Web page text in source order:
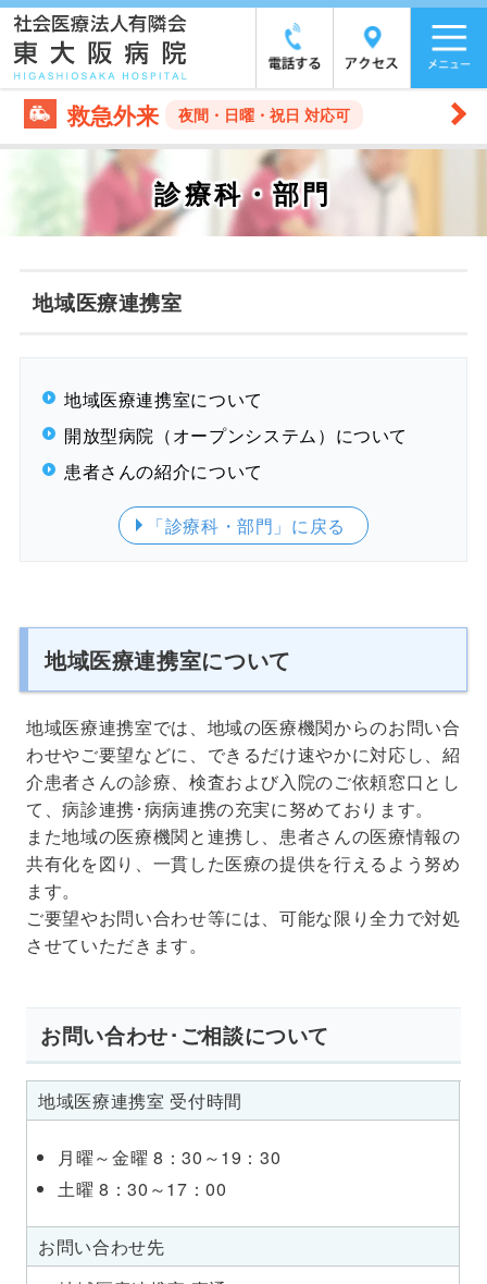
救急外来 夜間・日曜・祝日 対応可
診療科・部門
地域医療連携室
地域医療連携室について
開放型病院（オープンシステム）について
患者さんの紹介について
「診療科・部門」 に戻る
地域医療連携室について
地域医療連携室では、地域の医療機関からのお問い合
わせやご要望などに、できるだけ速やかに対応し、紹
介患者さんの診療、検査および入院のご依頼窓口とし
て、病診連携･病病連携の充実に努めております。
また地域の医療機関と連携し、患者さんの医療情報の
共有化を図り、一貫した医療の提供を行えるよう努め
ます。
ご要望やお問い合わせ等には、可能な限り全力で対処
させていただきます。
お問い合わせ･ご相談について
地域医療連携室 受付時間
月曜～金曜 8：30～19：30
土曜 8：30～17：00
お問い合わせ先